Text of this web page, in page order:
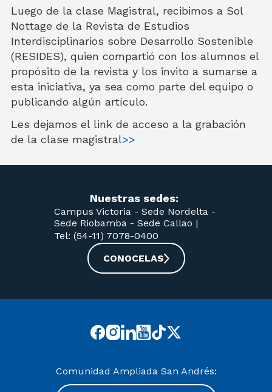
Luego de la clase Magistral, recibimos a Sol
Nottage de la Revista de Estudios
Interdisciplinarios sobre Desarrollo Sostenible
(RESIDES), quien compartió con los alumnos el
propósito de la revista y los invito a sumarse a
esta iniciativa, ya sea como parte del equipo o
publicando algún artículo.
Les dejamos el link de acceso a la grabación
de la clase magistral>>
Nuestras sedes:
Campus Victoria - Sede Nordelta -
Sede Riobamba - Sede Callao |
Tel: (54-11) 7078-0400
CONOCELAS
Comunidad Ampliada San Andrés: